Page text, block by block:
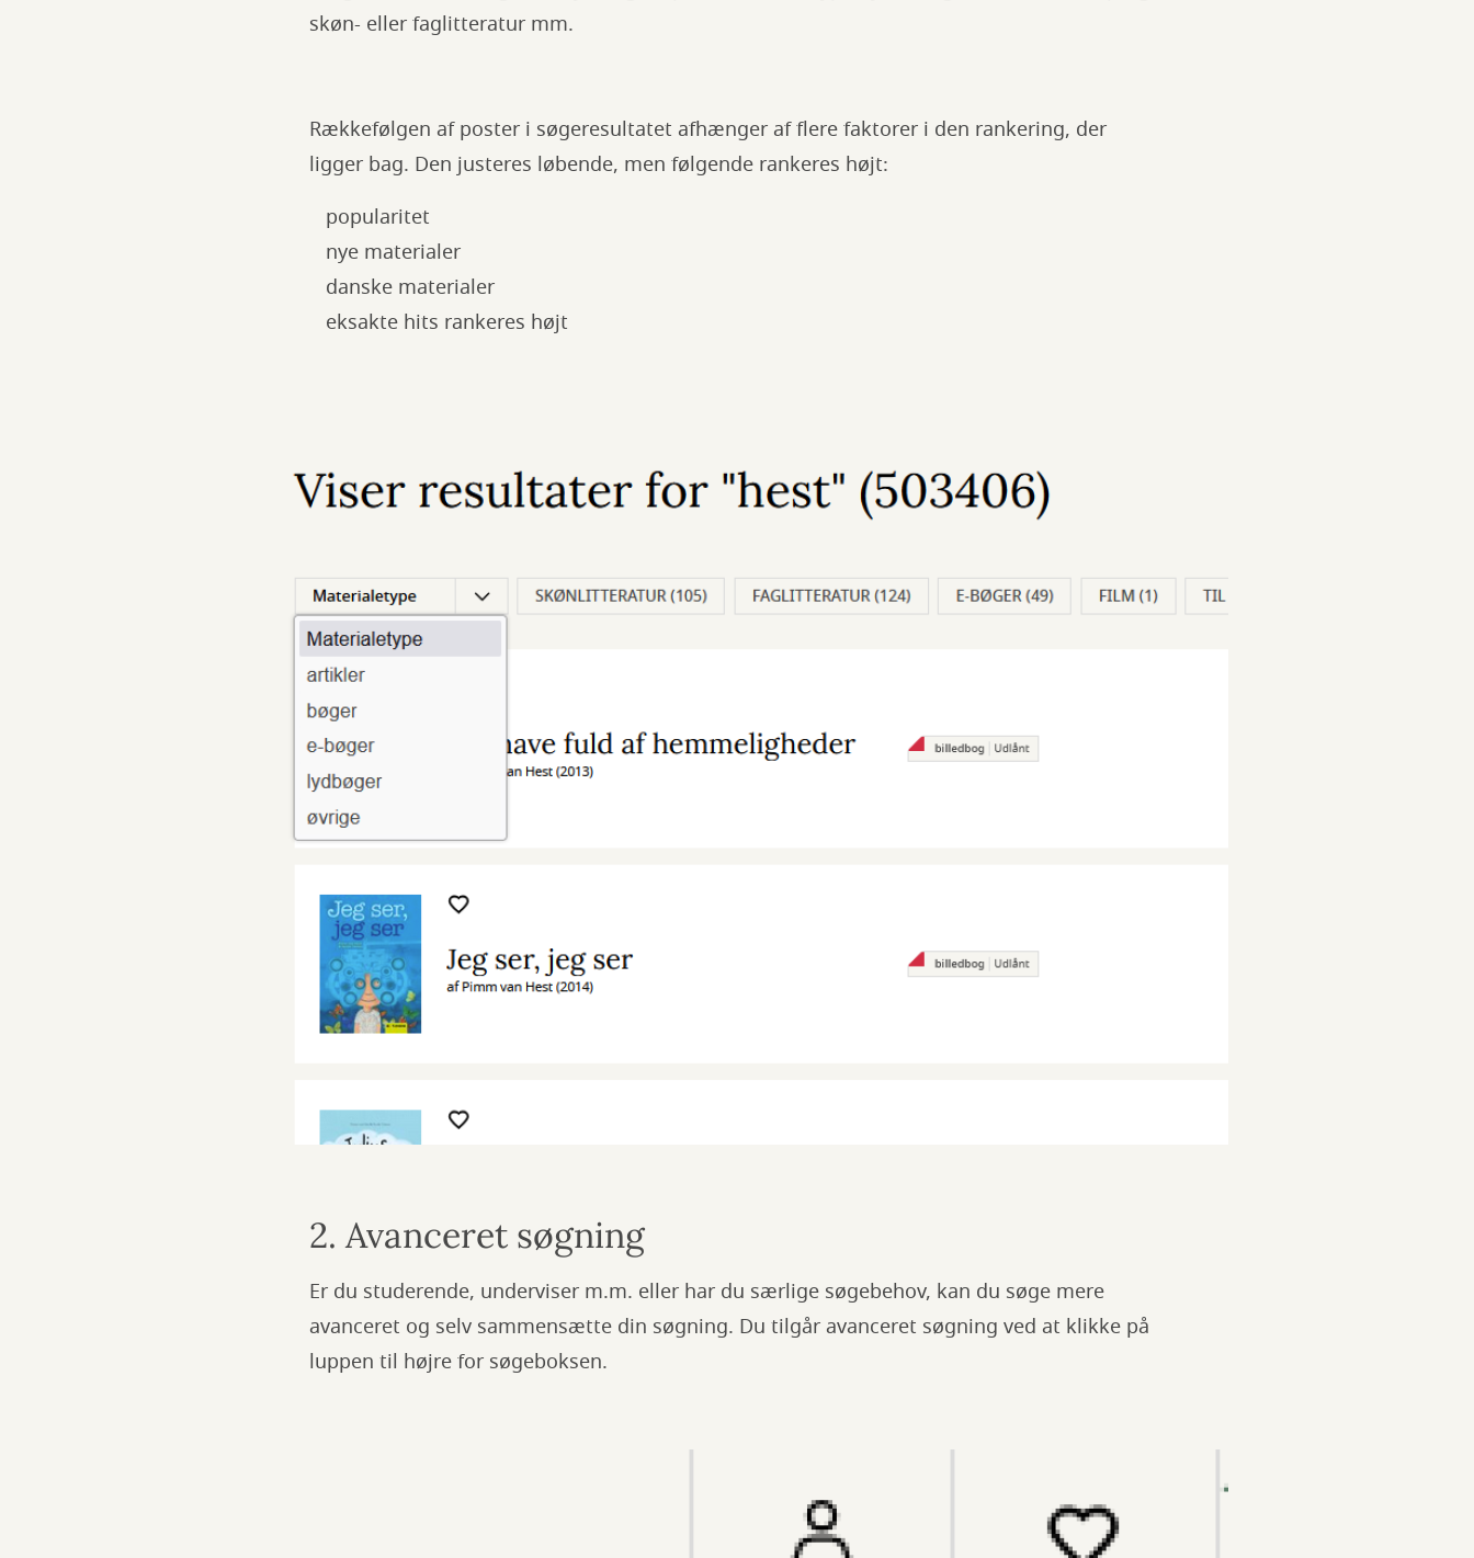
skøn- eller faglitteratur mm.
Rækkefølgen af poster i søgeresultatet afhænger af flere faktorer i den rankering, der
ligger bag. Den justeres løbende, men følgende rankeres højt:
popularitet
nye materialer
danske materialer
eksakte hits rankeres højt
2. Avanceret søgning
Er du studerende, underviser m.m. eller har du særlige søgebehov, kan du søge mere
avanceret og selv sammensætte din søgning. Du tilgår avanceret søgning ved at klikke på
luppen til højre for søgeboksen.